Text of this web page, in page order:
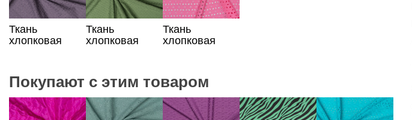
Ткань
хлопковая
вышивкой
Ткань
хлопковая
Ткань
хлопковая
Покупают с этим товаром